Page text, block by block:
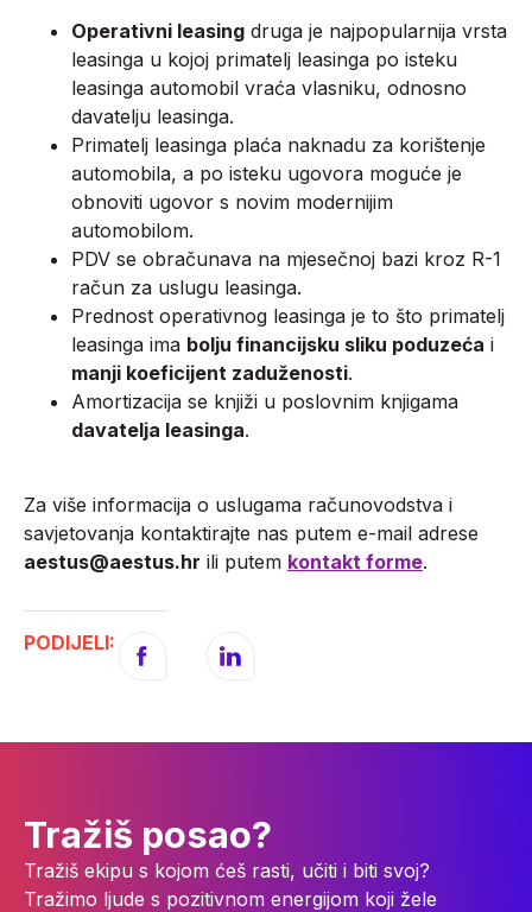
Operativni leasing druga je najpopularnija vrsta
leasinga u kojoj primatelj leasinga po isteku
leasinga automobil vraća vlasniku, odnosno
davatelju leasinga.
Primatelj leasinga plaća naknadu za korištenje
automobila, a po isteku ugovora moguće je
obnoviti ugovor s novim modernijim
automobilom.
PDV se obračunava na mjesečnoj bazi kroz R-1
račun za uslugu leasinga.
Prednost operativnog leasinga je to što primatelj
leasinga ima bolju financijsku sliku poduzeća i
manji koeficijent zaduženosti.
Amortizacija se knjiži u poslovnim knjigama
davatelja leasinga.
Za više informacija o uslugama računovodstva i
savjetovanja kontaktirajte nas putem e-mail adrese
aestus@aestus.hr ili putem kontakt forme.
PODIJELI:
Tražiš posao?
Tražiš ekipu s kojom ćeš rasti, učiti i biti svoj?
Tražimo ljude s pozitivnom energijom koji žele